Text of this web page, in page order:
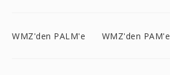
WMZ'den PALM'e WMZ'den PAM'e